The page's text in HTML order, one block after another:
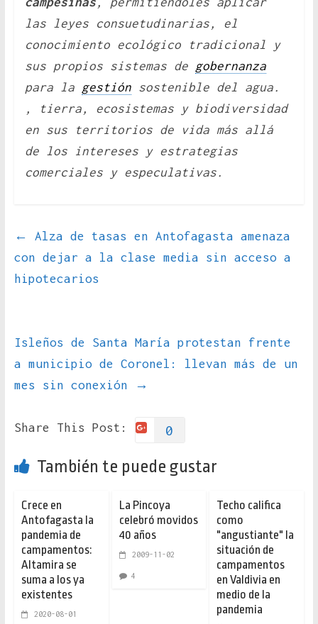
las leyes consuetudinarias, el
conocimiento ecológico tradicional y
sus propios sistemas de gobernanza
para la gestiónsostenible del agua.
, tierra, ecosistemas y biodiversidad
en sus territorios de vida más allá
de los intereses y estrategias
comerciales y especulativas.
←
Alza de tasas en Antofagasta amenaza
con dejar a la clase media sin acceso a
hipotecarios
Isleños de Santa María protestan frente
a municipio de Coronel: llevan más de un
mes sin conexión
→
Share This Post: 0
También te puede gustar
Crece en
Antofagasta la
pandemia de
campamentos:
Altamira se
suma a los ya
existentes
2020-08-01
La Pincoya
celebró movidos
40 años
2009-11-02
4
Techo califica
como
"angustiante" la
situación de
campamentos
en Valdivia en
medio de la
pandemia